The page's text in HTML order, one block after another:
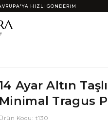
HIZLI GÖNDERİM
Ayar Altın
Minimal Tragus
Ürün Kodu: t130